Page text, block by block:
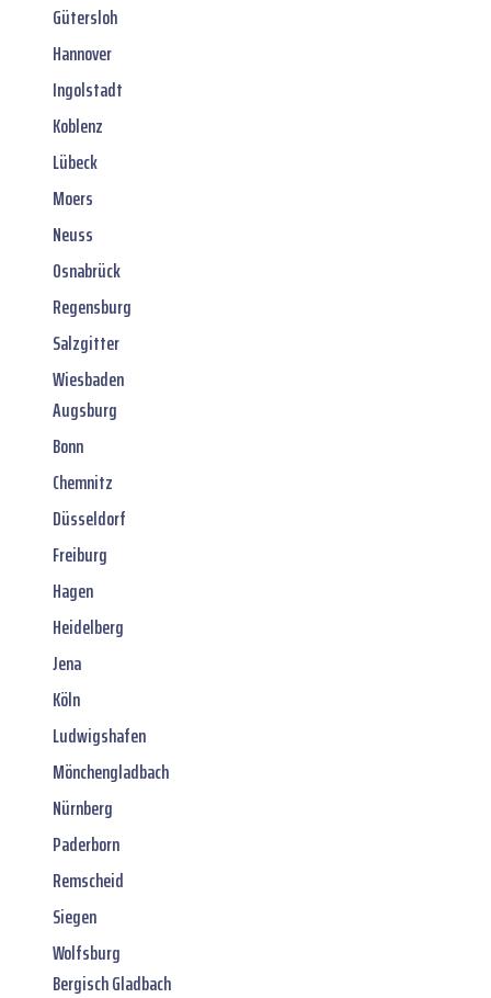
Gütersloh
Hannover
Ingolstadt
Koblenz
Lübeck
Moers
Neuss
Osnabrück
Regensburg
Salzgitter
Wiesbaden
Augsburg
Bonn
Chemnitz
Düsseldorf
Freiburg
Hagen
Heidelberg
Jena
Köln
Ludwigshafen
Mönchengladbach
Nürnberg
Paderborn
Remscheid
Siegen
Wolfsburg
Bergisch Gladbach